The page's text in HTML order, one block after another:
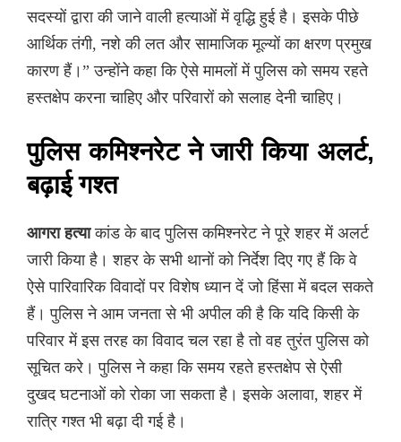
सदस्यों द्वारा की जाने वाली हत्याओं में वृद्धि हुई है। इसके पीछे
आर्थिक तंगी, नशे की लत और सामाजिक मूल्यों का क्षरण प्रमुख
कारण हैं।” उन्होंने कहा कि ऐसे मामलों में पुलिस को समय रहते
हस्तक्षेप करना चाहिए और परिवारों को सलाह देनी चाहिए।
पुलिस कमिश्नरेट ने जारी किया अलर्ट,
बढ़ाई गश्त
आगरा हत्याकांड के बाद पुलिस कमिश्नरेट ने पूरे शहर में अलर्ट
जारी किया है। शहर के सभी थानों को निर्देश दिए गए हैं कि वे
ऐसे पारिवारिक विवादों पर विशेष ध्यान दें जो हिंसा में बदल सकते
हैं। पुलिस ने आम जनता से भी अपील की है कि यदि किसी के
परिवार में इस तरह का विवाद चल रहा है तो वह तुरंत पुलिस को
सूचित करे। पुलिस ने कहा कि समय रहते हस्तक्षेप से ऐसी
दुखद घटनाओं को रोका जा सकता है। इसके अलावा, शहर में
रात्रि गश्त भी बढ़ा दी गई है।